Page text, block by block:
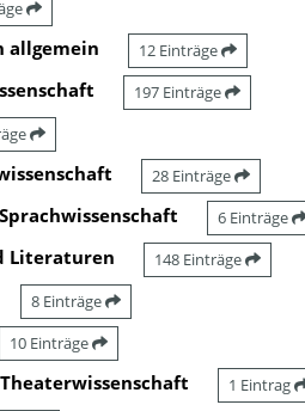
allgemein 12 Einträge
197 Einträge
28 Einträge
6 Einträge
Literaturen 148 Einträge
8 Einträge
10 Einträge
1 Eintrag